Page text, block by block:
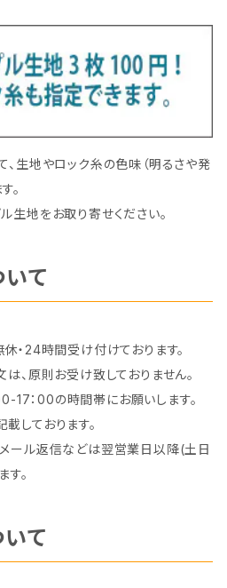
、生地やロック糸の色味（明るさや発
。
生地をお取り寄せください。
て
・24時間受け付けております。
、原則お受け致しておりません。
17：00の時間帯にお願いします。
しております。
ール返信などは翌営業日以降(土日
。
て